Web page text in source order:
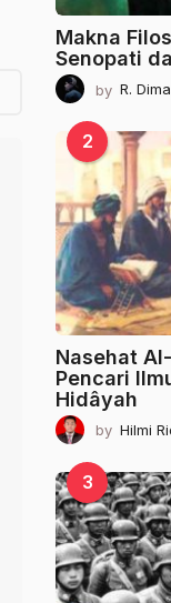
Makna
Senopati
by R.
2
Nasehat
Pencari
Hidâyah
by Hilmi
3